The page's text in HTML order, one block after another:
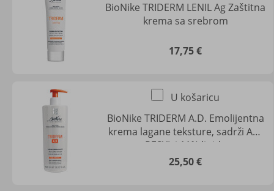
BioNike TRIDERM LENIL Ag Zaštitna
krema sa srebrom
17,75 €
BioNike TRIDERM A.D. Emolijentna
krema lagane teksture, sadrži AD-
RESYL i 11% lipida
25,50 €
U košaricu